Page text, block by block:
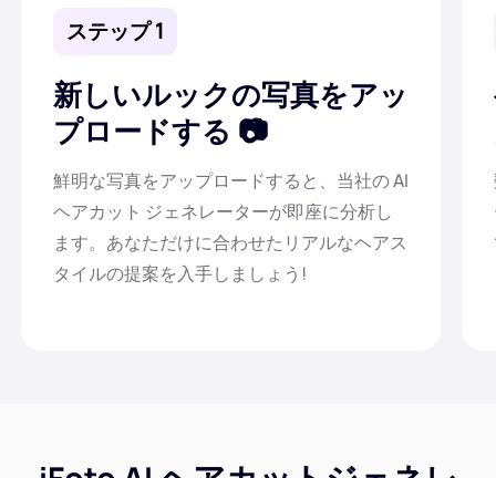
ステップ 1
新しいルックの写真をアッ
プロードする
鮮明な写真をアップロードすると、当社の AI
ヘアカット ジェネレーターが即座に分析し
ます。あなただけに合わせたリアルなヘアス
タイルの提案を入手しましょう!